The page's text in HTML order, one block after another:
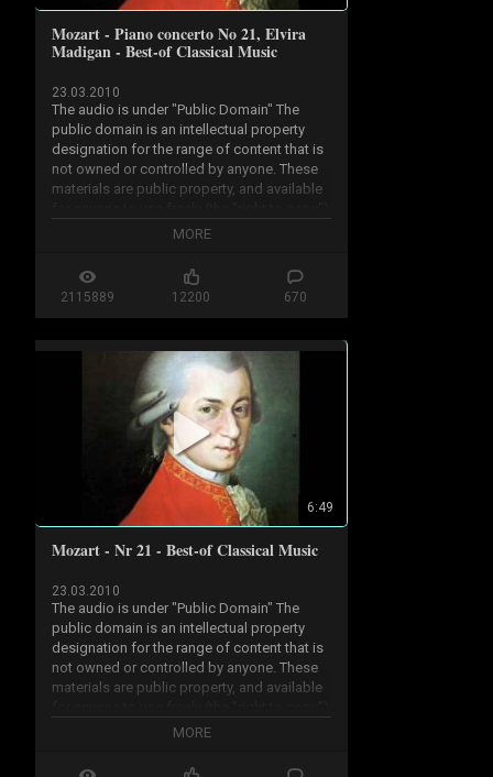
Mozart - Piano concerto No 21, Elvira
Madigan - Best-of Classical Music
23.03.2010
The audio is under "Public Domain" The
public domain is an intellectual property
designation for the range of content that is
not owned or controlled by anyone. These
materials are public property, and available
...50 years from creation year or 70 years
after his death
MORE
2115889 12200 670
6:49
Mozart - Nr 21 - Best-of Classical Music
23.03.2010
The audio is under "Public Domain" The
public domain is an intellectual property
designation for the range of content that is
not owned or controlled by anyone. These
materials are public property, and available
...50 years from creation year or 70 years
MORE